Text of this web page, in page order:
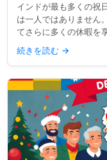
インドが最も多くの祝
は一人ではありません
てさらに多くの休暇を
文化、国民的行事が混
も多くの祝日を持...
続きを読む →